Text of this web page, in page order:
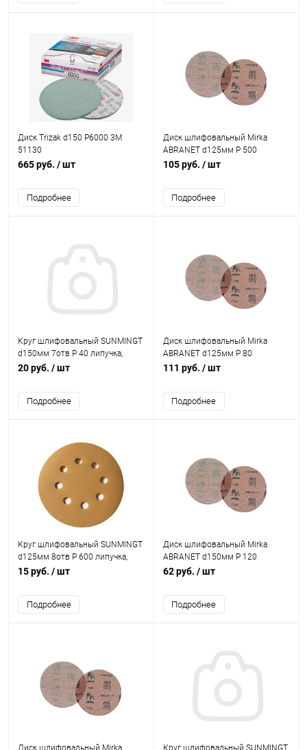
Диск Trizak d150 Р6000 3M
51130
665 руб. / шт
Подробнее
Диск шлифовальный Mirka
ABRANET d125мм P 500
105 руб. / шт
Подробнее
Круг шлифовальный SUNMINGT
d150мм 7отв Р 40 липучка,
зелёный (корея)
20 руб. / шт
Подробнее
Диск шлифовальный Mirka
ABRANET d125мм P 80
111 руб. / шт
Подробнее
Круг шлифовальный SUNMINGT
d125мм 8отв Р 600 липучка,
GOLD (корея)
15 руб. / шт
Подробнее
Диск шлифовальный Mirka
ABRANET d150мм P 120
62 руб. / шт
Подробнее
Диск шлифовальный Mirka Круг шлифовальный SUNMINGT